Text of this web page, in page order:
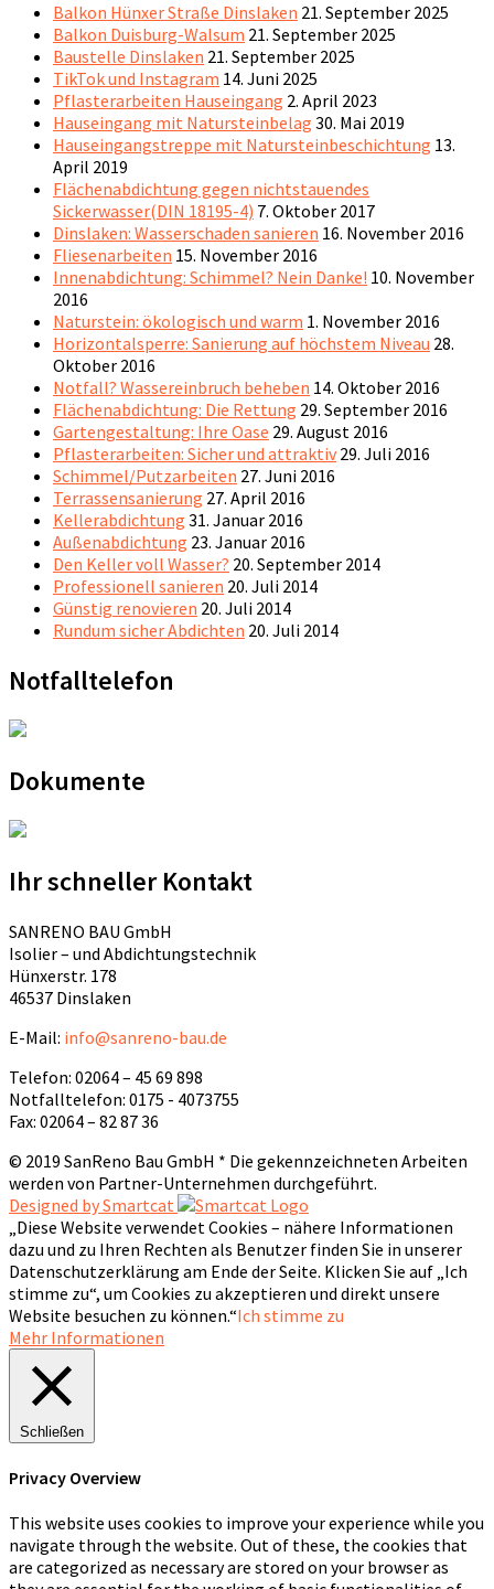
Balkon Hünxer Straße Dinslaken 21. September 2025
Balkon Duisburg-Walsum 21. September 2025
Baustelle Dinslaken 21. September 2025
TikTok und Instagram 14. Juni 2025
Pflasterarbeiten Hauseingang 2. April 2023
Hauseingang mit Natursteinbelag 30. Mai 2019
Hauseingangstreppe mit Natursteinbeschichtung 13.
April 2019
Flächenabdichtung gegen nichtstauendes
Sickerwasser(DIN 18195-4) 7. Oktober 2017
Dinslaken: Wasserschaden sanieren 16. November 2016
Fliesenarbeiten 15. November 2016
Innenabdichtung: Schimmel? Nein Danke! 10. November
2016
Naturstein: ökologisch und warm 1. November 2016
Horizontalsperre: Sanierung auf höchstem Niveau 28.
Oktober 2016
Notfall? Wassereinbruch beheben 14. Oktober 2016
Flächenabdichtung: Die Rettung 29. September 2016
Gartengestaltung: Ihre Oase 29. August 2016
Pflasterarbeiten: Sicher und attraktiv 29. Juli 2016
Schimmel/Putzarbeiten 27. Juni 2016
Terrassensanierung 27. April 2016
Kellerabdichtung 31. Januar 2016
Außenabdichtung 23. Januar 2016
Den Keller voll Wasser? 20. September 2014
Professionell sanieren 20. Juli 2014
Günstig renovieren 20. Juli 2014
Rundum sicher Abdichten 20. Juli 2014
Notfalltelefon
Dokumente
Ihr schneller Kontakt
SANRENO BAU GmbH
Isolier – und Abdichtungstechnik
Hünxerstr. 178
46537 Dinslaken
E-Mail: info@sanreno-bau.de
Telefon: 02064 – 45 69 898
Notfalltelefon: 0175 - 4073755
Fax: 02064 – 82 87 36
© 2019 SanReno Bau GmbH * Die gekennzeichneten Arbeiten
werden von Partner-Unternehmen durchgeführt.
Designed by Smartcat
„Diese Website verwendet Cookies – nähere Informationen
dazu und zu Ihren Rechten als Benutzer finden Sie in unserer
Datenschutzerklärung am Ende der Seite. Klicken Sie auf „Ich
stimme zu“, um Cookies zu akzeptieren und direkt unsere
Website besuchen zu können.“Ich stimme zu
Mehr Informationen
Schließen
Privacy Overview
This website uses cookies to improve your experience while you
navigate through the website. Out of these, the cookies that
are categorized as necessary are stored on your browser as